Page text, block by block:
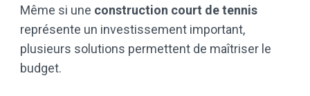
Même si une construction court de tennis
représente un investissement important,
plusieurs solutions permettent de maîtriser le
budget.